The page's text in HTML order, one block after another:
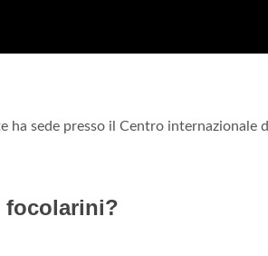
ha sede presso il Centro internazionale
focolarini?